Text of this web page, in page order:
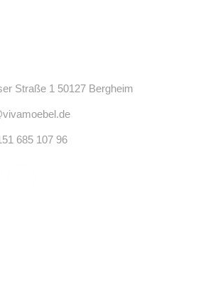
Straße 1 50127 Bergheim
685 107 96